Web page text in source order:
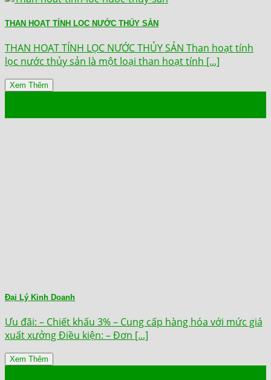
THAN HOẠT TÍNH LỌC NƯỚC THÚY SẢN
THAN HOẠT TÍNH LỌC NƯỚC THỦY SẢN Than hoạt tính
lọc nước thủy sản là một loại than hoạt tính [...]
Xem Thêm
Đại Lý Kinh Doanh
Ưu đãi: – Chiết khấu 3% – Cung cấp hàng hóa với mức giá
xuất xưởng Điều kiện: – Đơn [...]
Xem Thêm